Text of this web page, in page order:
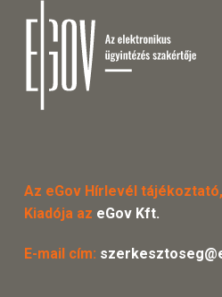
Az eGov Hírlevél
Kiadója az eGov Kft.
E-mail cím: